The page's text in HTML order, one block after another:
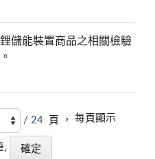
儲能裝置商品之相關檢驗
/ 24 頁 ， 每頁顯示
,